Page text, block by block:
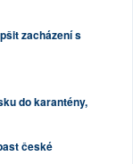
zacházení s
do karantény,
české